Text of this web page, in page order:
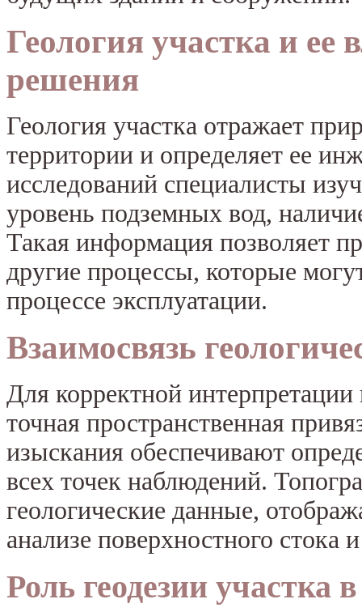
Геология участка и ее
решения
Геология участка отражает
территории и определяет ее
исследований специалисты
уровень подземных вод,
Такая информация позволяет
другие процессы, которые
процессе эксплуатации.
Взаимосвязь
Для корректной
точная пространственная
изыскания обеспечивают
всех точек наблюдений.
геологические данные,
анализе поверхностного
Роль геодезии участка